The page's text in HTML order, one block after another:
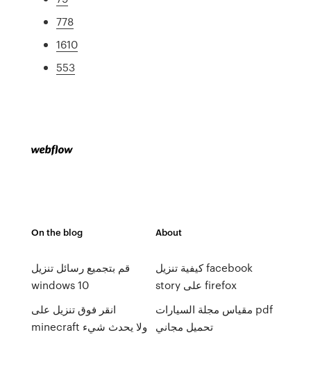
778
1610
553
On the blog
قم بتجميع رسائل تنزيل
windows 10
انقر فوق تنزيل على
minecraft ولا يحدث شيء
About
كيفية تنزيل facebook
story على firefox
مقياس مجلة السيارات pdf
تحميل مجاني